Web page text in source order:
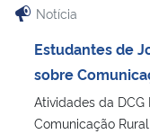
Notícia
Estudantes de
sobre
Atividades da
Comunicação